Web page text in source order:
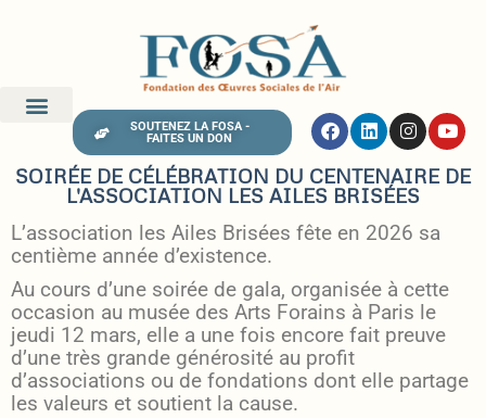
SOUTENEZ LA FOSA -
FAITES UN DON
SOIRÉE DE CÉLÉBRATION DU CENTENAIRE DE
L'ASSOCIATION LES AILES BRISÉES
L’association les Ailes Brisées fête en 2026 sa
centième année d’existence.
Au cours d’une soirée de gala, organisée à cette
occasion au musée des Arts Forains à Paris le
jeudi 12 mars, elle a une fois encore fait preuve
d’une très grande générosité au profit
d’associations ou de fondations dont elle partage
les valeurs et soutient la cause.